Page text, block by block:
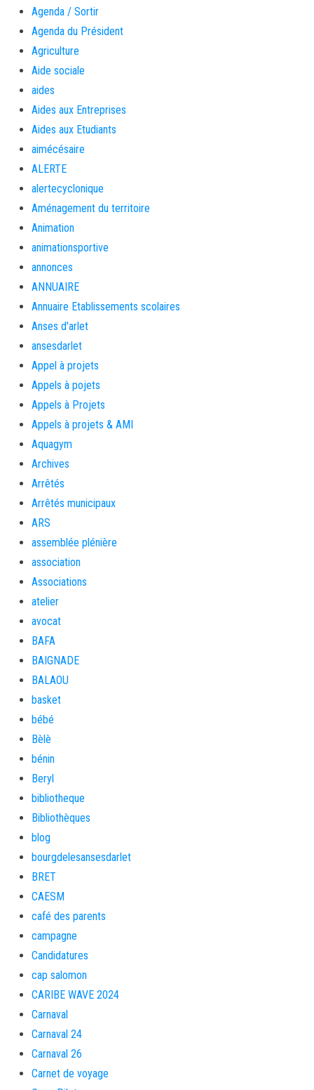
Agenda / Sortir
Agenda du Président
Agriculture
Aide sociale
aides
Aides aux Entreprises
Aides aux Etudiants
aimécésaire
ALERTE
alertecyclonique
Aménagement du territoire
Animation
animationsportive
annonces
ANNUAIRE
Annuaire Etablissements scolaires
Anses d'arlet
ansesdarlet
Appel à projets
Appels à pojets
Appels à Projets
Appels à projets & AMI
Aquagym
Archives
Arrêtés
Arrêtés municipaux
ARS
assemblée plénière
association
Associations
atelier
avocat
BAFA
BAIGNADE
BALAOU
basket
bébé
Bèlè
bénin
Beryl
bibliotheque
Bibliothèques
blog
bourgdelesansesdarlet
BRET
CAESM
café des parents
campagne
Candidatures
cap salomon
CARIBE WAVE 2024
Carnaval
Carnaval 24
Carnaval 26
Carnet de voyage